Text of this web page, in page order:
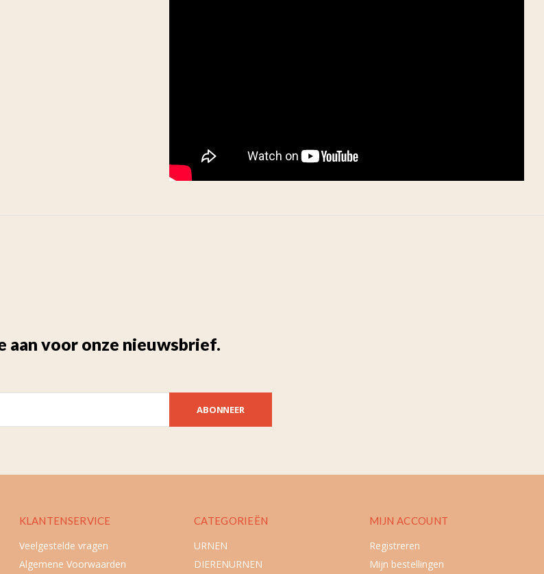
aan voor onze nieuwsbrief.
ABONNEER
KLANTENSERVICE
Veelgestelde vragen
Algemene Voorwaarden
CATEGORIEËN
URNEN
DIERENURNEN
MIJN ACCOUNT
Registreren
Mijn bestellingen